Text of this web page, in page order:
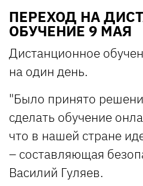
ПЕРЕХОД НА
ОБУЧЕНИЕ 9 МАЯ
Дистанционное
на один день.
"Было принято
сделать обучение
что в нашей стране
– составляющая
Василий Гуляев.